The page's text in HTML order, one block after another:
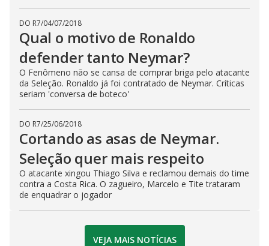
DO R7/04/07/2018
Qual o motivo de Ronaldo
defender tanto Neymar?
O Fenômeno não se cansa de comprar briga pelo atacante
da Seleção. Ronaldo já foi contratado de Neymar. Críticas
seriam 'conversa de boteco'
DO R7/25/06/2018
Cortando as asas de Neymar.
Seleção quer mais respeito
O atacante xingou Thiago Silva e reclamou demais do time
contra a Costa Rica. O zagueiro, Marcelo e Tite trataram
de enquadrar o jogador
VEJA MAIS NOTÍCIAS